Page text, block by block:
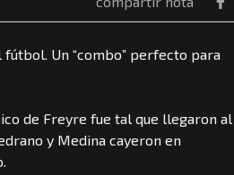
Un “combo” perfecto para
de Freyre fue tal que llegaron al
y Medina cayeron en